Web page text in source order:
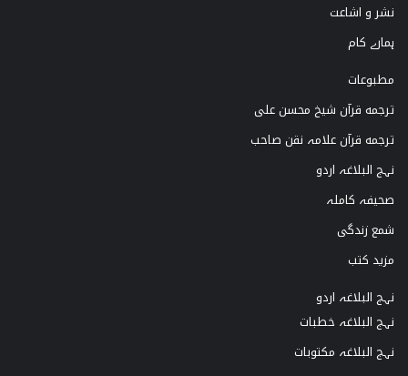
نشر و اشاعت
ہمارے کام
مطبوعات
ترجمه قرآن شیخ محسن علی
ترجمه قرآن علامہ نقن صاحب
نہج البلاغہ اردو
صحیفہ کاملہ
شمع زندگی
مزید کتب
نہج البلاغہ اردو
نہج البلاغہ خطبات
نہج البلاغہ مکتوبات